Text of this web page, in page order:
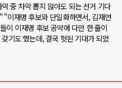
중 차악 뽑지 않아도 되는 선거 기다
"이재명 후보와 단일화하면서, 김재연
이 이재명 후보 공약에 다만 한 줄이
기도 했는데, 결국 헛된 기대가 되었